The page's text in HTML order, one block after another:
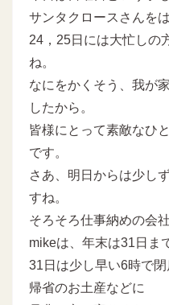
サンタクロースさんを
24，25日には大忙しの
ね。
なにをかくそう、我が
したから。
皆様にとって素敵なひ
です。
さあ、明日からは少し
すね。
そろそろ仕事納めの会
mikeは、年末は31日ま
31日は少し早い6時で
帰省のお土産などに